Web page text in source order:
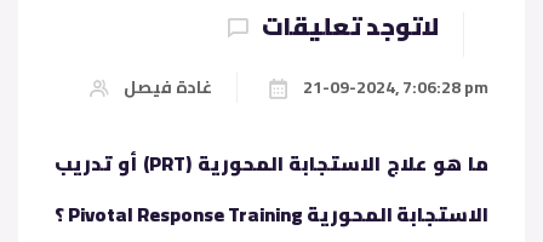
لاتوجد تعليقات
غادة فيصل 21-09-2024, 7:06:28 pm
ما هو علاج الاستجابة المحورية (PRT) أو تدريب
الاستجابة المحورية Pivotal Response Training ؟